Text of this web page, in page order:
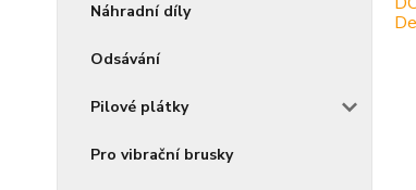
Náhradní díly
Odsávání
Pilové plátky
Pro vibrační brusky